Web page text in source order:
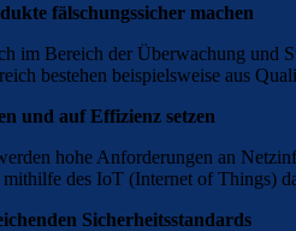
fälschungssicher machen
im Bereich der Überwachung und
bestehen beispielsweise aus
und auf Effizienz setzen
hohe Anforderungen an
des IoT (Internet of Things)
Sicherheitsstandards